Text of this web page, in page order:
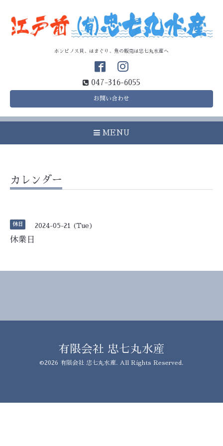
ホンビノス貝、はまぐり、魚の販売は忠七丸水産へ
047-316-6055
お問い合わせ
MENU
カレンダー
休日 2024-05-21 (Tue)
休業日
有限会社 忠七丸水産
©2026 有限会社 忠七丸水産. All Rights Reserved.